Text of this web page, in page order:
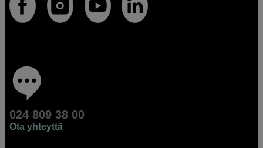
024 809 38 00
Ota yhteyttä